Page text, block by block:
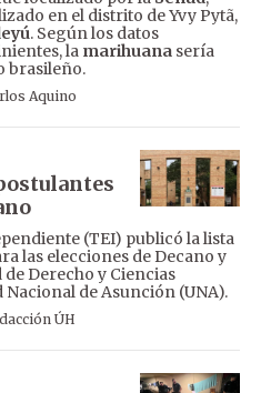
en el distrito de Yvy Pytã,
. Según los datos
la marihuana sería
brasileño.
Aquino
(TEI) publicó la lista
las elecciones de Decano y
Derecho y Ciencias
Nacional de Asunción (UNA).
ÚH